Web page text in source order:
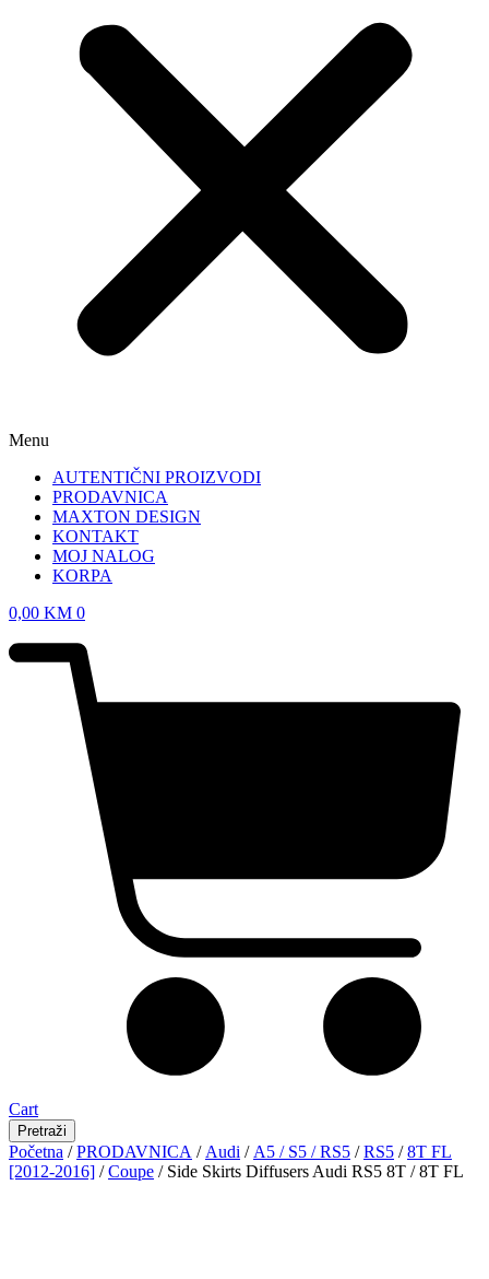
Menu
AUTENTIČNI PROIZVODI
PRODAVNICA
MAXTON DESIGN
KONTAKT
MOJ NALOG
KORPA
0,00 KM 0
Cart
Pretraži
Početna /PRODAVNICA / Audi / A5 / S5 / RS5 /RS5 /8T FL
[2012-2016] /Coupe / Side Skirts Diffusers Audi RS5 8T / 8T FL